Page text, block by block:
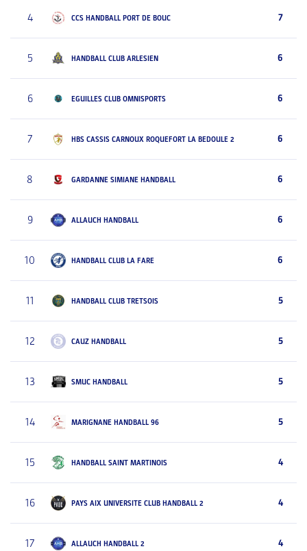
4 CCS HANDBALL PORT DE BOUC 7
5 HANDBALL CLUB ARLESIEN 6
6 EGUILLES CLUB OMNISPORTS 6
7 HBS CASSIS CARNOUX ROQUEFORT LA BEDOULE 2 6
8 GARDANNE SIMIANE HANDBALL 6
9 ALLAUCH HANDBALL 6
10 HANDBALL CLUB LA FARE 6
11 HANDBALL CLUB TRETSOIS 5
12 CAUZ HANDBALL 5
13 SMUC HANDBALL 5
14 MARIGNANE HANDBALL 96 5
15 HANDBALL SAINT MARTINOIS 4
16 PAYS AIX UNIVERSITE CLUB HANDBALL 2 4
17 ALLAUCH HANDBALL 2 4